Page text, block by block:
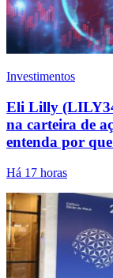
Investimentos
Eli Lilly
na carteira de
entenda por
Há 17 horas